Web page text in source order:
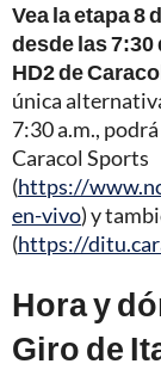
Vea la etapa 8
desde las
HD2 de
única
7:30 a.m.,
Caracol Sports
(https://
en-vivo) y
(https://
Hora y
Giro de